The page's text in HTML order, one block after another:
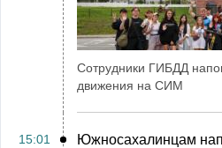
Сотрудники ГИБДД
движения на СИМ
15:01
Южносахалинцам